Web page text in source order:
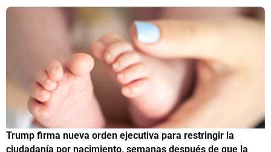
Trump firma nueva orden ejecutiva para restringir la
ciudadanía por nacimiento, semanas después de que la